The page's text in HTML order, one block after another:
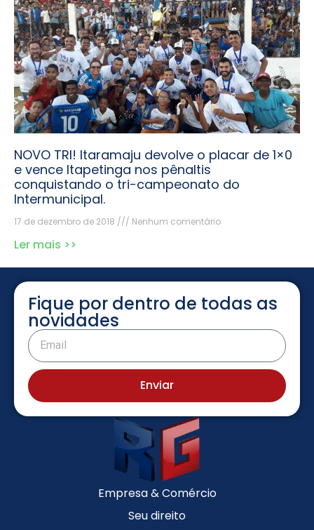
NOVO TRI! Itaramaju devolve o placar de 1×0
e vence Itapetinga nos pênaltis
conquistando o tri-campeonato do
Intermunicipal.
17 de dezembro de 2018 Nenhum comentário
Ler mais >>
Fique por dentro de todas as
novidades
Enviar
Empresa & Comércio
Seu direito